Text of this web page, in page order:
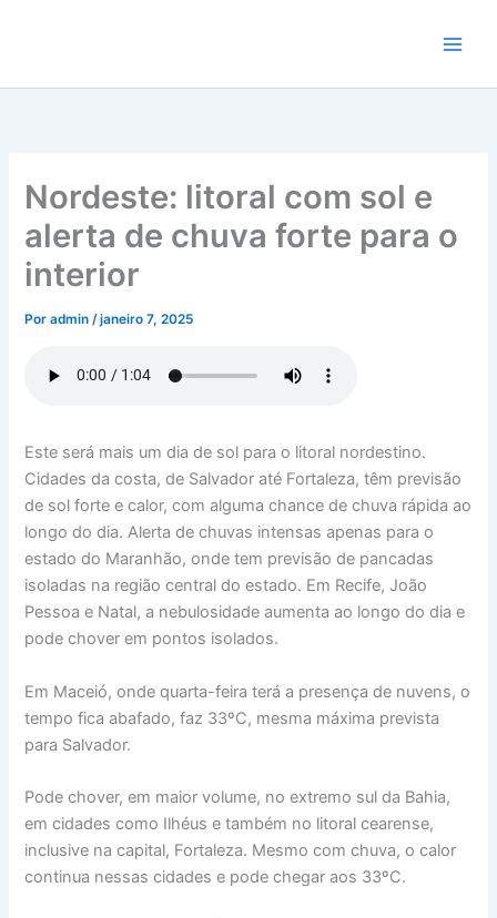
conteúdo
Nordeste: litoral com sol e
alerta de chuva forte para o
interior
Poradmin/janeiro 7, 2025
Este será mais um dia de sol para o litoral nordestino.
Cidades da costa, de Salvador até Fortaleza, têm previsão
de sol forte e calor, com alguma chance de chuva rápida ao
longo do dia. Alerta de chuvas intensas apenas para o
estado do Maranhão, onde tem previsão de pancadas
isoladas na região central do estado. Em Recife, João
Pessoa e Natal, a nebulosidade aumenta ao longo do dia e
pode chover em pontos isolados.
Em Maceió, onde quarta-feira terá a presença de nuvens, o
tempo fica abafado, faz 33ºC, mesma máxima prevista
para Salvador.
Pode chover, em maior volume, no extremo sul da Bahia,
em cidades como Ilhéus e também no litoral cearense,
inclusive na capital, Fortaleza. Mesmo com chuva, o calor
continua nessas cidades e pode chegar aos 33ºC.